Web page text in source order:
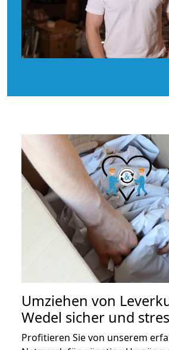
Umziehen von
Wedel sicher und
Profitieren Sie von unserem